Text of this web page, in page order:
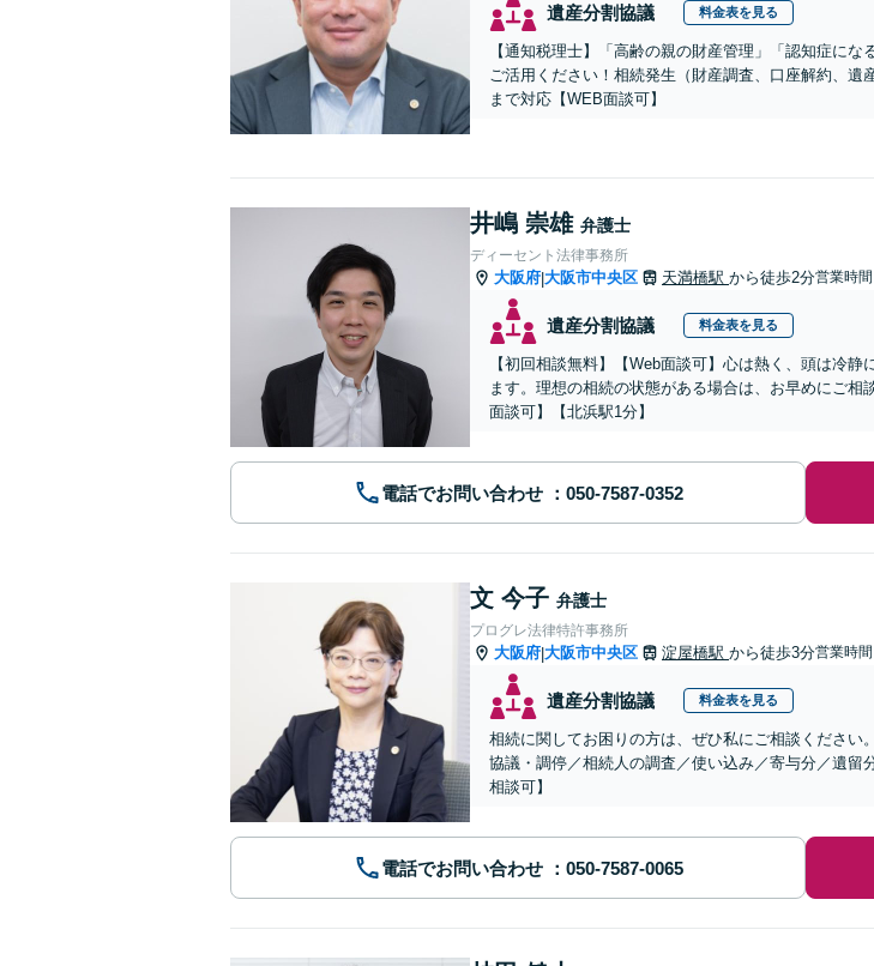
遺産分割協議 料金表を見る
【通知税理士】「高齢の親の財産管理」「認知症に
ご活用ください！相続発生（財産調査、口座解約、
まで対応【WEB面談可】
井嶋 崇雄 弁護士
ディーセント法律事務所
大阪府|大阪市中央区 天満橋駅 から徒歩2分営業時
遺産分割協議 料金表を見る
【初回相談無料】【Web面談可】心は熱く、頭は冷
ます。理想の相続の状態がある場合は、お早めにご
面談可】【北浜駅1分】
電話でお問い合わせ
文 今子 弁護士
プログレ法律特許事務所
大阪府|大阪市中央区 淀屋橋駅 から徒歩3分営業時
遺産分割協議 料金表を見る
相続に関してお困りの方は、ぜひ私にご相談ください
協議・調停／相続人の調査／使い込み／寄与分／遺留
相談可】
電話でお問い合わせ